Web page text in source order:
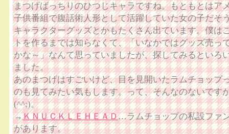
まつげばっちりのひつじキャラですね。もともとはア
子供番組で腹話術人形として活躍していた女の子だそ
キャラクターグッズとかもたくさん出ています。僕は
トを作るまでは知らなくて、「いなかではグッズ売っ
かな～」なんて思っていましたが、探してみるといろ
ました。
あのまつげはすごいけど、目を見開いたラムチョップ
のも見てみたい気もします。って、そんなのないです
(^^;)。
→ＫＮＵＣＫＬＥＨＥＡＤ…ラムチョップの私設ファ
があります。